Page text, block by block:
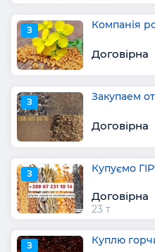
З Компанія
Договірна
З Закупаем
Договірна
З Купуємо
Договірна
23 т
З Куплю